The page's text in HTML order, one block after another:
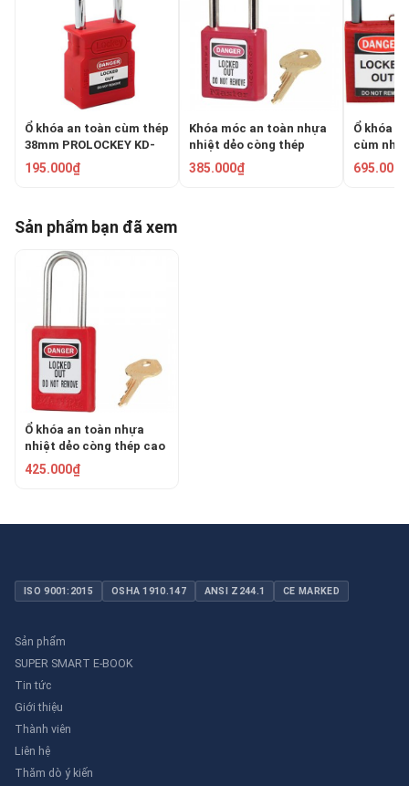
Ổ khóa an toàn cùm thép
38mm PROLOCKEY KD-
CP38S-RED
195.000₫
Khóa móc an toàn nhựa
nhiệt dẻo còng thép
6mm Master Lock
410RED
385.000₫
Ổ khóa
cùm
143150
695.000₫
Sản phẩm bạn đã xem
Ổ khóa an toàn nhựa
nhiệt dẻo còng thép cao
38mm Master Lock
S31RED
425.000₫
ISO 9001:2015 OSHA 1910.147 ANSI Z244.1 CE MARKED
Sản phẩm
SUPER SMART E-BOOK
Tin tức
Giới thiệu
Thành viên
Liên hệ
Thăm dò ý kiến